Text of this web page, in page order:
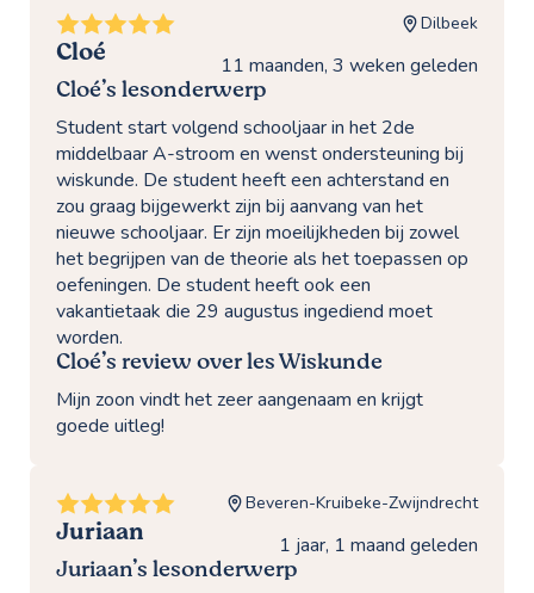
Cloé
Dilbeek
11 maanden, 3 weken geleden
Cloé’s lesonderwerp
Student start volgend schooljaar in het 2de
middelbaar A-stroom en wenst ondersteuning bij
wiskunde. De student heeft een achterstand en
zou graag bijgewerkt zijn bij aanvang van het
nieuwe schooljaar. Er zijn moeilijkheden bij zowel
het begrijpen van de theorie als het toepassen op
oefeningen. De student heeft ook een
vakantietaak die 29 augustus ingediend moet
worden.
Cloé’s review over les Wiskunde
Mijn zoon vindt het zeer aangenaam en krijgt
goede uitleg!
Juriaan
Beveren-Kruibeke-Zwijndrecht
1 jaar, 1 maand geleden
Juriaan’s lesonderwerp